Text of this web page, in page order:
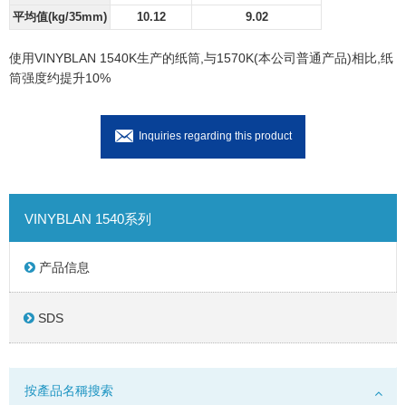
平均值(kg/35mm)
10.12 9.02
使用VINYBLAN 1540K生产的纸筒,与1570K(本公司普通产品)相比,纸
筒强度约提升10%
Inquiries regarding this product
VINYBLAN 1540系列
产品信息
SDS
按產品名稱搜索